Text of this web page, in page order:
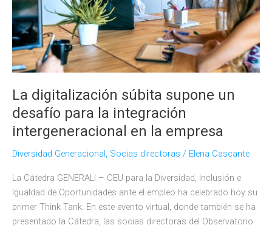
edad»
La digitalización súbita supone un
desafío para la integración
intergeneracional en la empresa
Diversidad Generacional, Socias directoras / Elena Cascante
La Cátedra GENERALI – CEU para la Diversidad, Inclusión e
Igualdad de Oportunidades ante el empleo ha celebrado hoy su
primer Think Tank. En este evento virtual, donde también se ha
presentado la Cátedra, las socias directoras del Observatorio